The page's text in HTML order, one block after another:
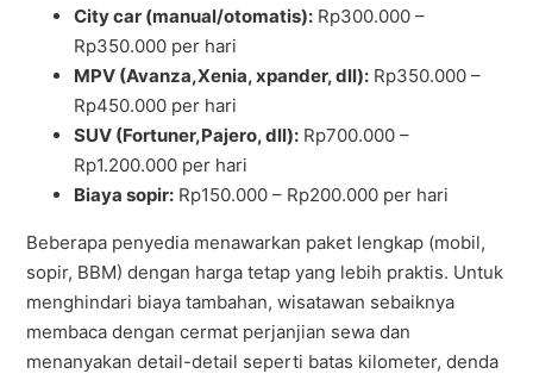
City car (manual/otomatis): Rp300.000 –
Rp350.000 per hari
MPV (Avanza,Xenia, xpander, dll): Rp350.000 –
Rp450.000 per hari
SUV (Fortuner,Pajero, dll): Rp700.000 –
Rp1.200.000 per hari
Biaya sopir: Rp150.000 – Rp200.000 per hari
Beberapa penyedia menawarkan paket lengkap (mobil,
sopir, BBM) dengan harga tetap yang lebih praktis. Untuk
menghindari biaya tambahan, wisatawan sebaiknya
membaca dengan cermat perjanjian sewa dan
menanyakan detail-detail seperti batas kilometer, denda